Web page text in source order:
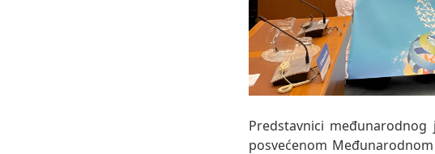
Predstavnici međunarodnog
posvećenom